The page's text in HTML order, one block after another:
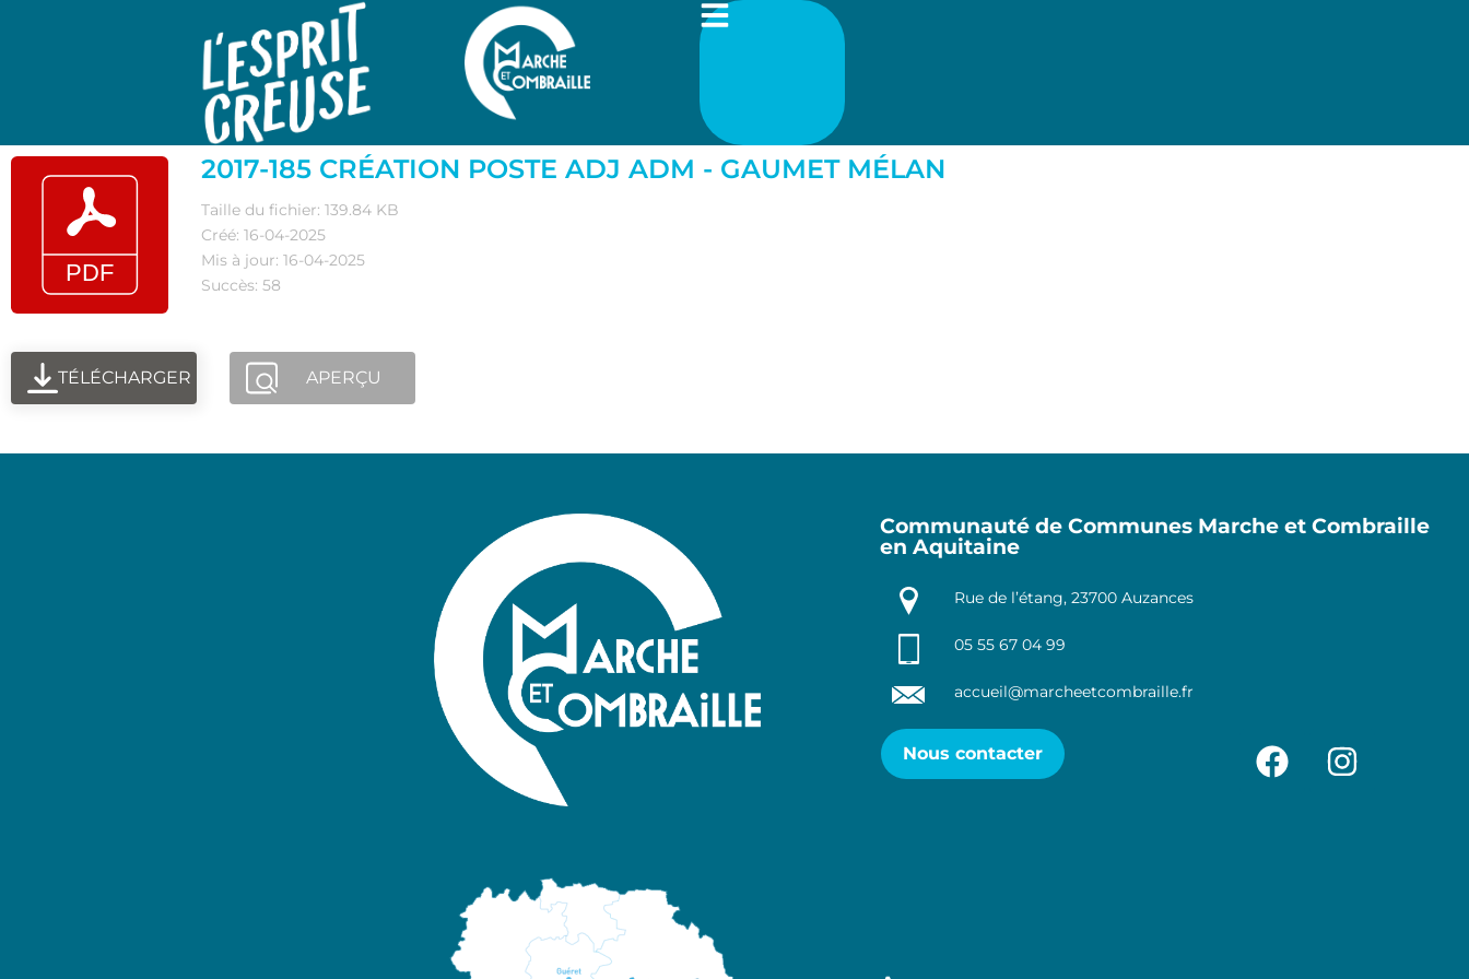
2017-185 CRÉATION POSTE ADJ ADM - GAUMET MÉLAN
Taille du fichier: 139.84 KB
Créé: 16-04-2025
Mis à jour: 16-04-2025
Succès: 58
TÉLÉCHARGER APERÇU
Communauté de Communes Marche et Combraille
en Aquitaine
Rue de l’étang, 23700 Auzances
05 55 67 04 99
accueil@marcheetcombraille.fr
Nous contacter